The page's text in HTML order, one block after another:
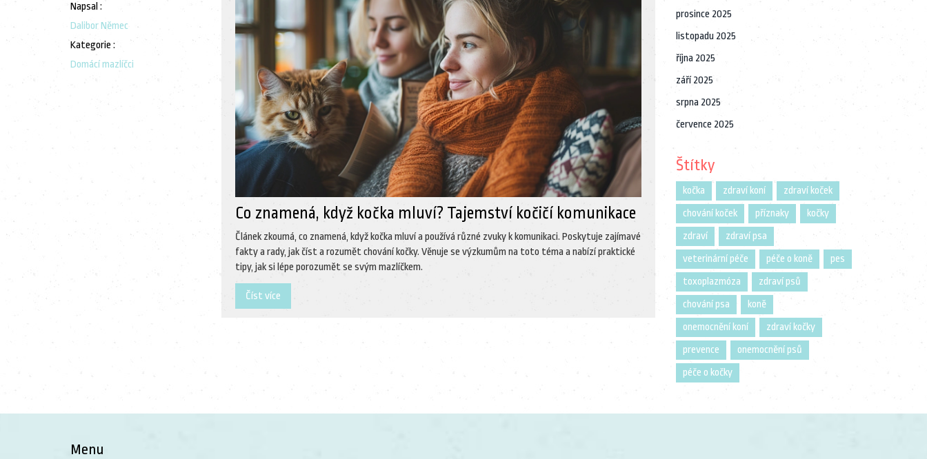
Napsal :
Dalibor Němec
Kategorie :
Domácí mazlíčci
Co znamená, když kočka mluví? Tajemství kočičí komunikace
Článek zkoumá, co znamená, když kočka mluví a používá různé zvuky k komunikaci. Poskytuje zajímavé
fakty a rady, jak číst a rozumět chování kočky. Věnuje se výzkumům na toto téma a nabízí praktické
tipy, jak si lépe porozumět se svým mazlíčkem.
Číst více
prosince 2025
listopadu 2025
října 2025
září 2025
srpna 2025
července 2025
Štítky
kočka zdraví koní
zdraví koček
chování koček
příznaky
kočky
zdraví
zdraví psa
veterinární péče
péče o koně
pes
toxoplazmóza
zdraví psů
chování psa
koně
onemocnění koní
zdraví kočky
prevence
onemocnění psů
péče o kočky
Menu